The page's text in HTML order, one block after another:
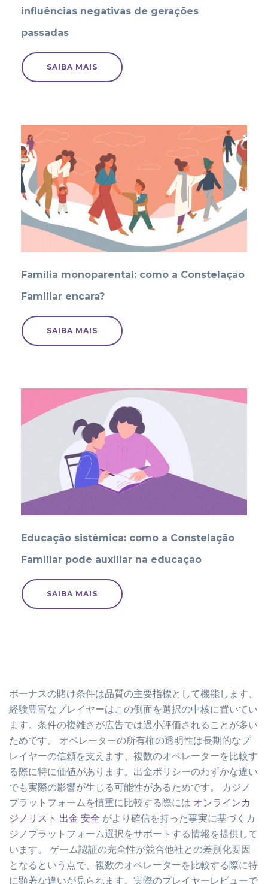
influências negativas de gerações
passadas
SAIBA MAIS
Família monoparental: como a Constelação
Familiar encara?
SAIBA MAIS
Educação sistêmica: como a Constelação
Familiar pode auxiliar na educação
SAIBA MAIS
ボーナスの賭け条件は品質の主要指標として機能します、
経験豊富なプレイヤーはこの側面を選択の中核に置いてい
ます。条件の複雑さが広告では過小評価されることが多い
ためです。 オペレーターの所有権の透明性は長期的なプ
レイヤーの信頼を支えます、複数のオペレーターを比較す
る際に特に価値があります。出金ポリシーのわずかな違い
でも実際の影響が生じる可能性があるためです。 カジノ
プラットフォームを慎重に比較する際には オンラインカ
ジノリスト 出金 安全 がより確信を持った事実に基づくカ
ジノプラットフォーム選択をサポートする情報を提供して
います。 ゲーム認証の完全性が競合他社との差別化要因
となるという点で、複数のオペレーターを比較する際に特
に顕著な違いが見られます。実際のプレイヤーレビューで